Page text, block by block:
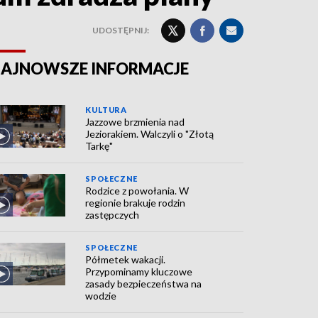
UDOSTĘPNIJ:
INFORMACJE
KULTURA
Jazzowe brzmienia nad
Jeziorakiem. Walczyli o "Złotą
Tarkę"
SPOŁECZNE
Rodzice z powołania. W
regionie brakuje rodzin
zastępczych
SPOŁECZNE
Półmetek wakacji.
Przypominamy kluczowe
zasady bezpieczeństwa na
wodzie